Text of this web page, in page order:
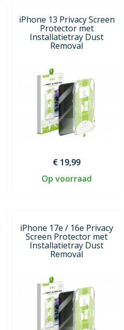
iPhone 13 Privacy Screen
Protector met
Installatietray Dust
Removal
€ 19,99
Op voorraad
iPhone 17e / 16e Privacy
Screen Protector met
Installatietray Dust
Removal